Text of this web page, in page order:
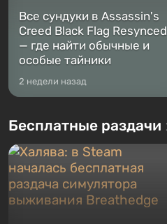
Все сундуки в Assassin's
Creed Black Flag Resynced
— где найти обычные и
особые тайники
2 недели назад
Бесплатные раздачи